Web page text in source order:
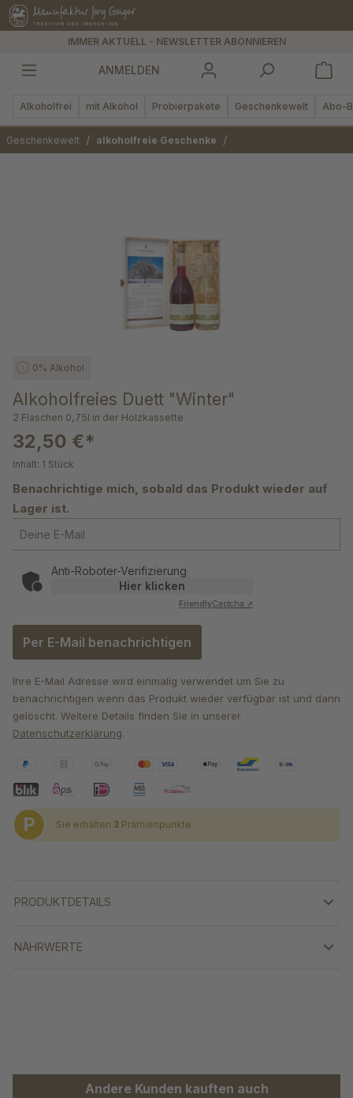
springen
IMMER AKTUELL - NEWSLETTER ABONNIEREN
ANMELDEN
Alkoholfrei mit Alkohol Probierpakete Geschenkewelt Abo-
Geschenkewelt / alkoholfreie Geschenke /
0% Alkohol
Alkoholfreies Duett "Winter"
2 Flaschen 0,75l in der Holzkassette
32,50 €*
Inhalt: 1 Stück
Benachrichtige mich, sobald das Produkt wieder auf
Lager ist.
Deine E-Mail
Anti-Roboter-Verifizierung
Hier klicken
FriendlyCaptcha ⇗
Per E-Mail benachrichtigen
Ihre E-Mail Adresse wird einmalig verwendet um Sie zu
benachrichtigen wenn das Produkt wieder verfügbar ist und dann
gelöscht. Weitere Details finden Sie in unserer
Datenschutzerklärung.
P Sie erhalten 3 Prämienpunkte
PRODUKTDETAILS
NÄHRWERTE
Produktgalerie überspringen
Andere Kunden kauften auch